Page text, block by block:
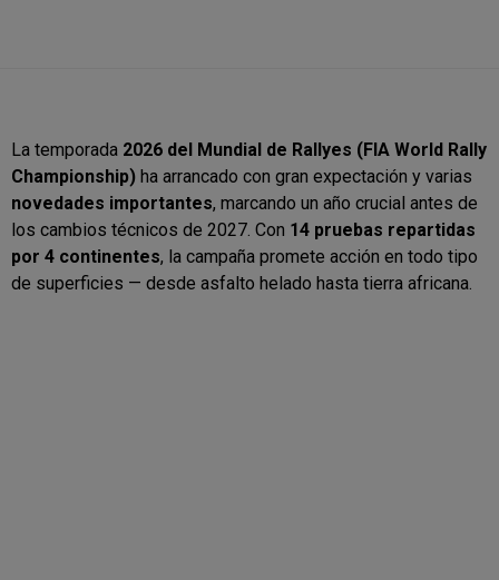
La temporada 2026 del Mundial de Rallyes (FIA World Rally
Championship) ha arrancado con gran expectación y varias
novedades importantes, marcando un año crucial antes de
los cambios técnicos de 2027. Con 14 pruebas repartidas
por 4 continentes, la campaña promete acción en todo tipo
de superficies — desde asfalto helado hasta tierra africana.